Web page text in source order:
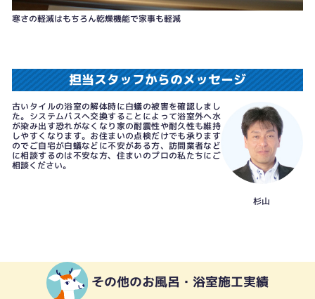
寒さの軽減はもちろん乾燥機能で家事も軽減
担当スタッフからのメッセージ
古いタイルの浴室の解体時に白蟻の被害を確認しまし
た。システムバスへ交換することによって浴室外へ水
が染み出す恐れがなくなり家の耐震性や耐久性も維持
しやすくなります。お住まいの点検だけでも承ります
のでご自宅が白蟻などに不安がある方、訪問業者など
に相談するのは不安な方、住まいのプロの私たちにご
相談ください。
杉山
その他のお風呂・浴室施工実績